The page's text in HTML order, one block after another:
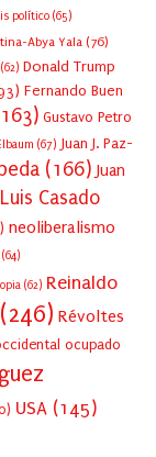
político (65)
Abya Yala (76)
(62) Donald Trump
Fernando Buen
Gustavo Petro
(67) Juan J. Paz-
(166) Juan
Luis Casado
neoliberalismo
(64)
(62) Reinaldo
(246) Révoltes
ocupado
USA (145)